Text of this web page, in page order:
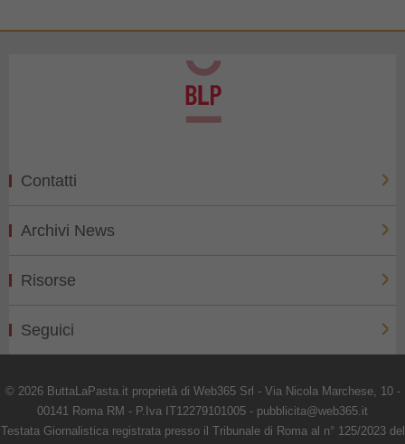
Contatti
Archivi News
Risorse
Seguici
© 2026 ButtaLaPasta.it proprietà di Web365 Srl - Via Nicola Marchese, 10 -
00141 Roma RM - P.Iva IT12279101005 - pubblicita@web365.it
Testata Giornalistica registrata presso il Tribunale di Roma al n° 125/2023 del